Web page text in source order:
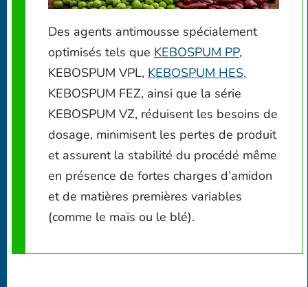
Des agents antimousse spécialement
optimisés tels que KEBOSPUM PP,
KEBOSPUM VPL, KEBOSPUM HES,
KEBOSPUM FEZ, ainsi que la série
KEBOSPUM VZ, réduisent les besoins de
dosage, minimisent les pertes de produit
et assurent la stabilité du procédé même
en présence de fortes charges d’amidon
et de matières premières variables
(comme le maïs ou le blé).